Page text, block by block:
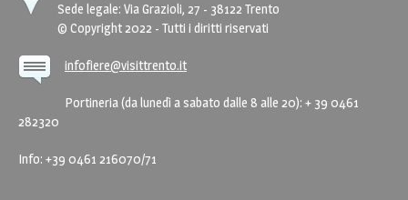
Sede legale: Via Grazioli, 27 - 38122 Trento
© Copyright 2022 - Tutti i diritti riservati
infofiere@visittrento.it
Portineria (da lunedì a sabato dalle 8 alle 20): + 39 0461
282320
Info: +39 0461 216070/71